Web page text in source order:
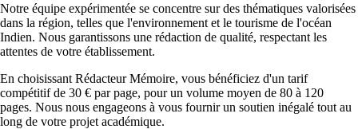
Notre équipe expérimentée se concentre sur des thématiques valorisées
dans la région, telles que l'environnement et le tourisme de l'océan
Indien. Nous garantissons une rédaction de qualité, respectant les
attentes de votre établissement.
En choisissant Rédacteur Mémoire, vous bénéficiez d'un tarif
compétitif de 30 € par page, pour un volume moyen de 80 à 120
pages. Nous nous engageons à vous fournir un soutien inégalé tout au
long de votre projet académique.